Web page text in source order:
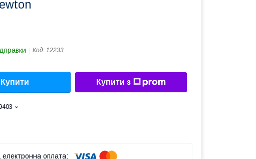
Код: 12233
Купити Купити з